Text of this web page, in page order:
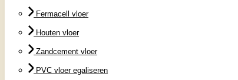
Fermacell vloer
Houten vloer
Zandcement vloer
PVC vloer egaliseren